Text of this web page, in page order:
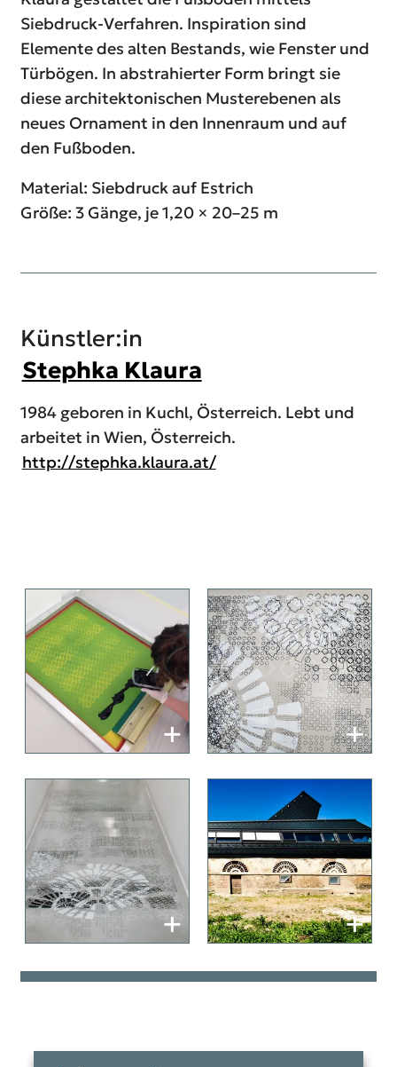
Siebdruck-Verfahren. Inspiration sind
Elemente des alten Bestands, wie Fenster und
Türbögen. In abstrahierter Form bringt sie
diese architektonischen Musterebenen als
neues Ornament in den Innenraum und auf
den Fußboden.
Material: Siebdruck auf Estrich
Größe: 3 Gänge, je 1,20 × 20–25 m
Künstler:in
Stephka Klaura
1984 geboren in Kuchl, Österreich. Lebt und
arbeitet in Wien, Österreich.
http://stephka.klaura.at/